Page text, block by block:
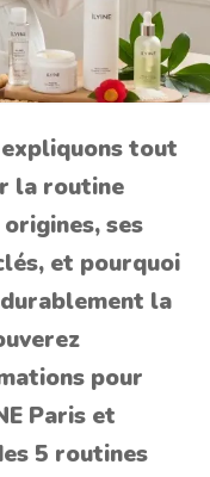
tout
la routine
ses
et pourquoi
la
pour
Paris et
5 routines